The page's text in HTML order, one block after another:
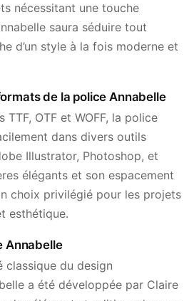
nécessitant une touche
saura séduire tout
d’un style à la fois moderne et
de la police Annabelle
OTF et WOFF, la police
dans divers outils
Illustrator, Photoshop, et
élégants et son espacement
choix privilégié pour les projets
esthétique.
Annabelle
classique du design
a été développée par Claire